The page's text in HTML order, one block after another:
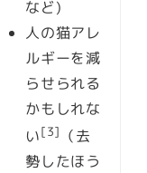
など)
人の猫アレ
ルギーを減
らせられる
かもしれな
い[3]
（去
勢したほう